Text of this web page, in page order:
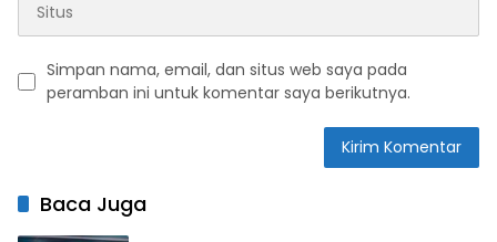
Simpan nama, email, dan situs web saya pada
peramban ini untuk komentar saya berikutnya.
Baca Juga